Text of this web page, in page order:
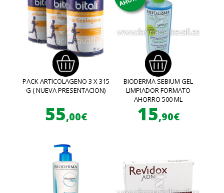
PACK ARTICOLAGENO 3 X 315
G ( NUEVA PRESENTACION)
55,00€
BIODERMA SEBIUM GEL
LIMPIADOR FORMATO
AHORRO 500 ML
15,90€